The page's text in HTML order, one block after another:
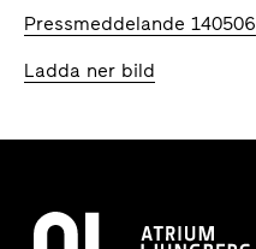
Pressmeddelande 140506
Ladda ner bild